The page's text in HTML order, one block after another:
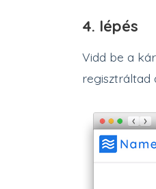
4. lépés
Vidd be a
regisztráltad